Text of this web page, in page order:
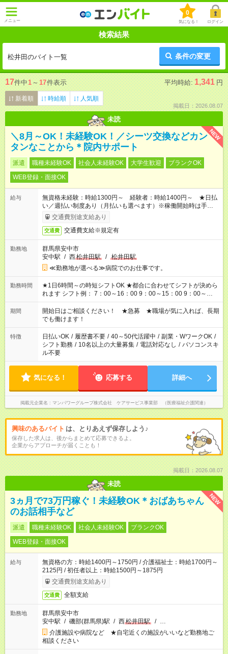
メニュー
0
気になる！ ログイン
検索結果
松井田のバイト一覧 条件の変更
17件中1 ～ 17件表示 平均時給: 1,341 円
新着順 時給順 人気順
掲載日：2026.08.07
未読
NEW
＼8月～OK！未経験OK！／シーツ交換などカン
タンなことから＊院内サポート
派遣 職種未経験OK 社会人未経験OK 大学生歓迎
ブランクOK
WEB登録・面接OK
給与
無資格未経験：時給1300円～ 経験者：時給1400円～ ★日払
い／週払い制度あり（月払いも選べます）※稼働開始時は手続き
完了次第のお支払いとなります。
交通費別途支給あり
交通費 交通費支給※規定有
勤務地
群馬県安中市
安中駅 / 西松井田駅 / 松井田駅
≪勤務地が選べる≫病院でのお仕事です。
勤務時間
★1日6時間～の時短シフトOK ★都合に合わせてシフトが決めら
れます シフト例： 7：00～16：00 9：00～15：00 9：00～
18：00 11：00～20：00 など ※Wワークの場合、他のお仕事と
合わせ週40時間超の就業はご案内できません ※法令に基づき、
週20時間以上勤務は社会保険への加入対象となります ※労働者
派遣法（日雇い派遣の原則禁止）により、短時間・短期間の就
業はご案内が難しい場合があります
期間
開始日はご相談ください！ ★急募 ★職場が気に入れば、長期
でも働けます！
特徴 日払いOK / 履歴書不要 / 40～50代活躍中 / 副業・WワークOK /
シフト勤務 / 10名以上の大量募集 / 電話対応なし / パソコンスキ
ル不要
気になる！ 応募する 詳細へ
掲載元企業名 マンパワーグループ株式会社 ケアサービス事業部 （医療福祉介護関連）
興味のあるバイト は、とりあえず保存しよう♪
保存した求人は、後からまとめて応募できるよ。
企業からアプローチが届くことも！
掲載日：2026.08.07
未読
NEW
3ヵ月で73万円稼ぐ！未経験OK＊おばあちゃん
のお話相手など
派遣 職種未経験OK 社会人未経験OK
ブランクOK
WEB登録・面接OK
給与
無資格の方：時給1400円～1750円 / 介護福祉士：時給1700円～
2125円 / 初任者以上：時給1500円～1875円
交通費別途支給あり
交通費 全額支給
勤務地
群馬県安中市
安中駅 / 磯部(群馬県)駅 / 西松井田駅 / …
介護施設や病院など ★自宅近くの施設がいいなど勤務地ご
相談ください